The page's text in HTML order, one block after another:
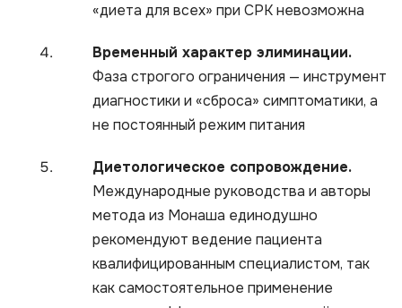
«диета для всех» при СРК невозможна
Временный характер элиминации.
Фаза строгого ограничения — инструмент
диагностики и «сброса» симптоматики, а
не постоянный режим питания
Диетологическое сопровождение.
Международные руководства и авторы
метода из Монаша единодушно
рекомендуют ведение пациента
квалифицированным специалистом, так
как самостоятельное применение